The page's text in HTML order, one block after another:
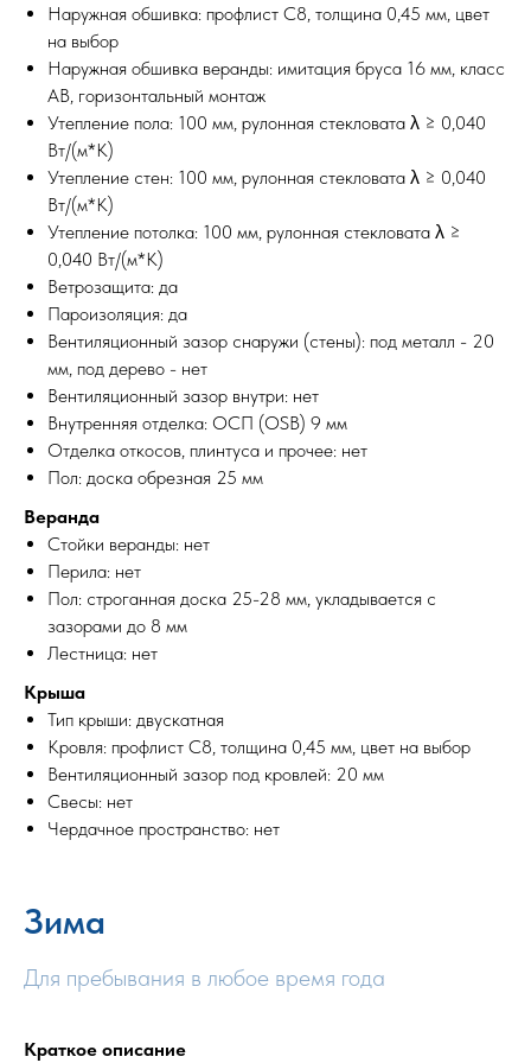
Наружная обшивка: профлист С8, толщина 0,45 мм, цвет
на выбор
Наружная обшивка веранды: имитация бруса 16 мм, класс
АВ, горизонтальный монтаж
Утепление пола: 100 мм, рулонная стекловата λ ≥ 0,040
Вт/(м*К)
Утепление стен: 100 мм, рулонная стекловата λ ≥ 0,040
Вт/(м*К)
Утепление потолка: 100 мм, рулонная стекловата λ ≥
0,040 Вт/(м*К)
Ветрозащита: да
Пароизоляция: да
Вентиляционный зазор снаружи (стены): под металл - 20
мм, под дерево - нет
Вентиляционный зазор внутри: нет
Внутренняя отделка: ОСП (OSB) 9 мм
Отделка откосов, плинтуса и прочее: нет
Пол: доска обрезная 25 мм
Веранда
Стойки веранды: нет
Перила: нет
Пол: строганная доска 25-28 мм, укладывается с
зазорами до 8 мм
Лестница: нет
Крыша
Тип крыши: двускатная
Кровля: профлист С8, толщина 0,45 мм, цвет на выбор
Вентиляционный зазор под кровлей: 20 мм
Свесы: нет
Чердачное пространство: нет
Зима
Для пребывания в любое время года
Краткое описание